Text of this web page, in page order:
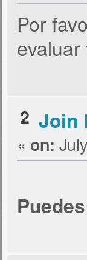
Por
evaluar
2 Join
« on: